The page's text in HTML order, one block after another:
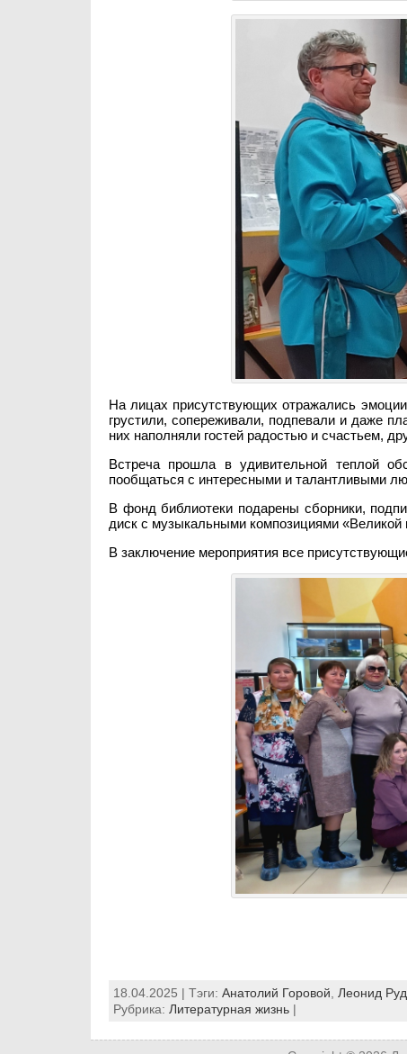
На лицах присутствующих отражались
грустили, сопереживали, подпевали и даже
них наполняли гостей радостью и счастьем,
Встреча прошла в удивительной теплой
пообщаться с интересными и талантливыми
В фонд библиотеки подарены сборники,
диск с музыкальными композициями
В заключение мероприятия все
18.04.2025 | Тэги: Анатолий Горовой Леонид
Рубрика: Литературная жизнь|